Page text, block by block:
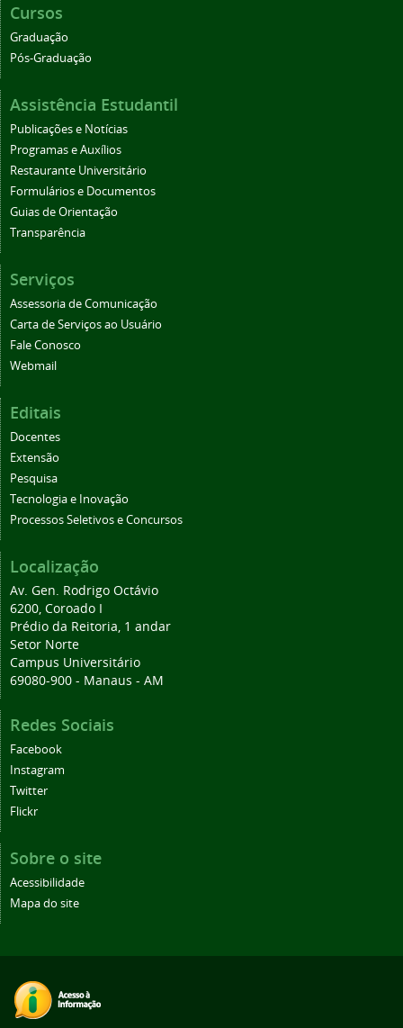
Cursos
Graduação
Pós-Graduação
Assistência Estudantil
Publicações e Notícias
Programas e Auxílios
Restaurante Universitário
Formulários e Documentos
Guias de Orientação
Transparência
Serviços
Assessoria de Comunicação
Carta de Serviços ao Usuário
Fale Conosco
Webmail
Editais
Docentes
Extensão
Pesquisa
Tecnologia e Inovação
Processos Seletivos e Concursos
Localização
Av. Gen. Rodrigo Octávio
6200, Coroado I
Prédio da Reitoria, 1 andar
Setor Norte
Campus Universitário
69080-900 - Manaus - AM
Redes Sociais
Facebook
Instagram
Twitter
Flickr
Sobre o site
Acessibilidade
Mapa do site